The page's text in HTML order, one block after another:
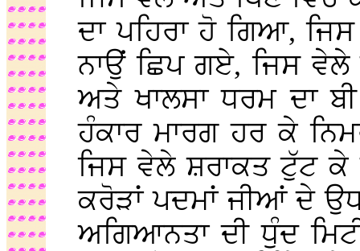
ਦਾ ਪਹਿਰਾ ਹੋ ਗਿਆ,
ਨਾਉਂ ਛਿਪ ਗਏ, ਜਿਸ
ਅਤੇ ਖਾਲਸਾ ਧਰਮ ਦਾ
ਹੰਕਾਰ ਮਾਰਗ ਹਰ ਕੇ
ਜਿਸ ਵੇਲੇ ਸ਼ਰਾਕਤ ਟੁੱਟ ਕੇ
ਕਰੋੜਾਂ ਪਦਮਾਂ ਜੀਆਂ ਦੇ
ਅਗਿਆਨਤਾ ਦੀ ਧੁੰਦ